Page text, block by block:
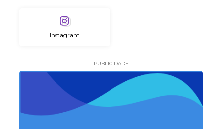
Instagram
- PUBLICIDADE -